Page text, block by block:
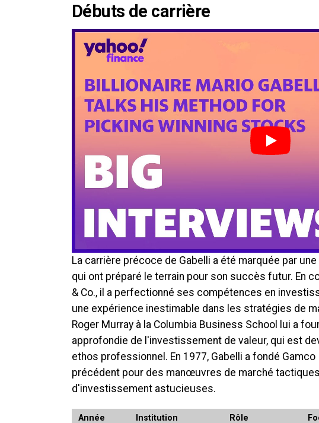
Débuts de carrière
La carrière précoce de Gabelli a été marquée par
qui ont préparé le terrain pour son succès futur. En
& Co., il a perfectionné ses compétences en
une expérience inestimable dans les stratégies de
Roger Murray à la Columbia Business School lui a
approfondie de l'investissement de valeur, qui est
ethos professionnel. En 1977, Gabelli a fondé
précédent pour des manœuvres de marché
d'investissement astucieuses.
Année Institution Rôle